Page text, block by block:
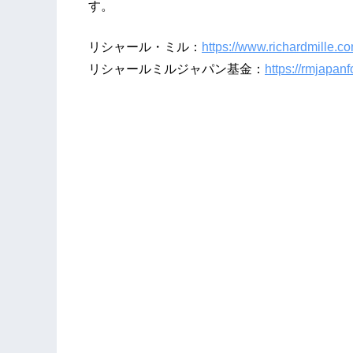
す。
リシャール・ミル： https://
リシャールミルジャパン基金： https://